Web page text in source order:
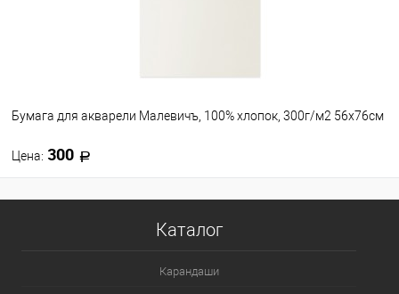
Бумага для акварели Малевичъ, 100% хлопок, 300г/м2 56х76см
Цена: 300
Каталог
Карандаши